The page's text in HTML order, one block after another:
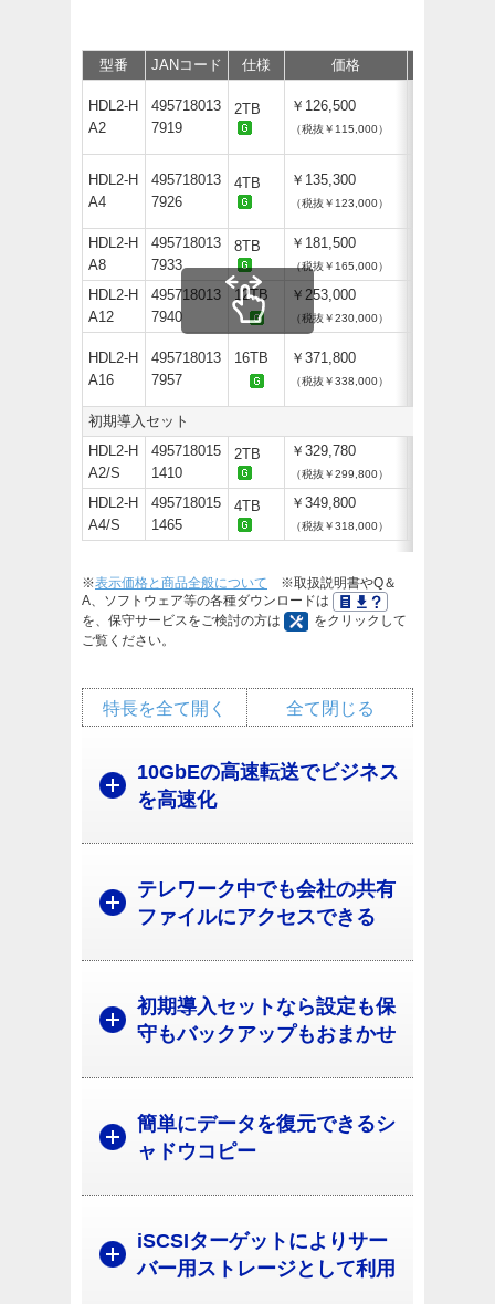
型番 JANコード 仕様 価格
HDL2-H
A2
495718013
7919
2TB ￥126,500
（税抜￥115,000）
HDL2-H
A4
495718013
7926
4TB ￥135,300
（税抜￥123,000）
HDL2-H
A8
495718013
7933
8TB ￥181,500
（税抜￥165,000）
HDL2-H
A12
495718013
7940
12TB ￥253,000
（税抜￥230,000）
HDL2-H
A16
495718013
7957
16TB ￥371,800
（税抜￥338,000）
初期導入セット
HDL2-H
A2/S
495718015
1410
2TB ￥329,780
（税抜￥299,800）
HDL2-H
A4/S
495718015
1465
4TB ￥349,800
（税抜￥318,000）
※表示価格と商品全般について ※取扱説明書やQ＆
A、ソフトウェア等の各種ダウンロードは
を、保守サービスをご検討の方は
をクリックして
ご覧ください。
全て閉じる
特長を全て開く
10GbEの高速転送でビジネス
を高速化
テレワーク中でも会社の共有
ファイルにアクセスできる
初期導入セットなら設定も保
守もバックアップもおまかせ
簡単にデータを復元できるシ
ャドウコピー
iSCSIターゲットによりサー
バー用ストレージとして利用